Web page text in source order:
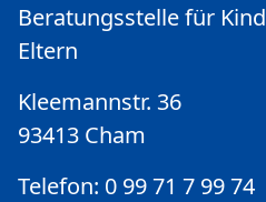
Beratungsstelle für
Eltern
Kleemannstr. 36
93413 Cham
Telefon: 0 99 71 7 99 74